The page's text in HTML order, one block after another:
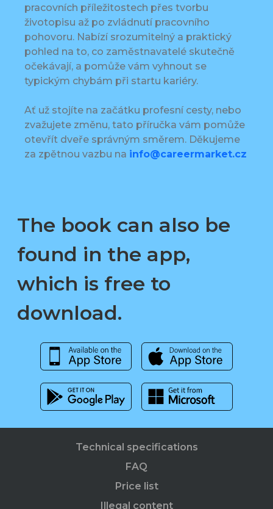
pracovních příležitostech přes tvorbu
životopisu až po zvládnutí pracovního
pohovoru. Nabízí srozumitelný a praktický
pohled na to, co zaměstnavatelé skutečně
očekávají, a pomůže vám vyhnout se
typickým chybám při startu kariéry.
Ať už stojíte na začátku profesní cesty, nebo
zvažujete změnu, tato příručka vám pomůže
otevřít dveře správným směrem. Děkujeme
za zpětnou vazbu na info@careermarket.cz
The book can also be
found in the app,
which is free to
download.
Technical specifications
FAQ
Price list
Illegal content